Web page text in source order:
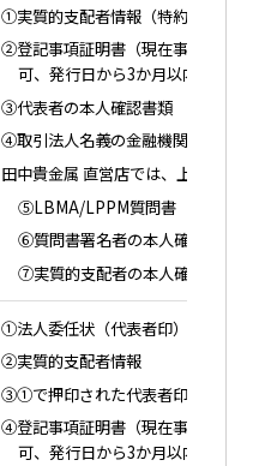
①実質的支配者情報（特約店のみ）
②登記事項証明書（現在事項証明
可、発行日から3か月以内）
③代表者の本人確認書類
④取引法人名義の金融機関の振込
田中貴金属 直営店では、上記に加
⑤LBMA/LPPM質問書
⑥質問書署名者の本人確認書類
⑦実質的支配者の本人確認書類
①法人委任状（代表者印）
②実質的支配者情報
③①で押印された代表者印の印鑑
④登記事項証明書（現在事項証明
可、発行日から3か月以内）